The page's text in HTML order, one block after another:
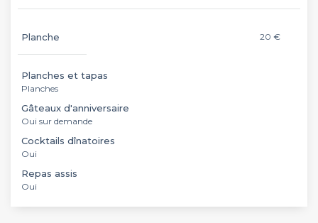
Planche 20 €
Planches et tapas
Planches
Gâteaux d'anniversaire
Oui sur demande
Cocktails dînatoires
Oui
Repas assis
Oui